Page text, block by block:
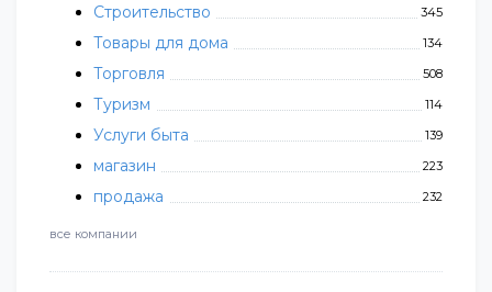
Строительство 345
Товары для дома 134
Торговля 508
Туризм 114
Услуги быта 139
магазин 223
продажа 232
все компании